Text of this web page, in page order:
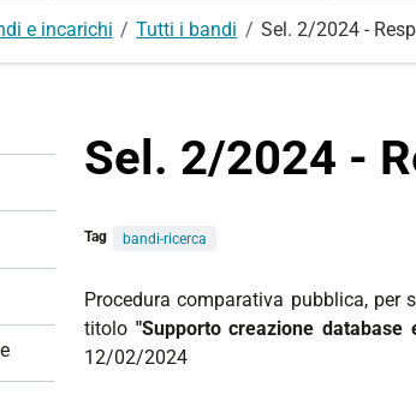
e incarichi Tutti i bandi Sel. 2/2024 -
Sel. 2/2024 -
Tag bandi-ricerca
Procedura comparativa pubblica, per
titolo "Supporto creazione
12/02/2024